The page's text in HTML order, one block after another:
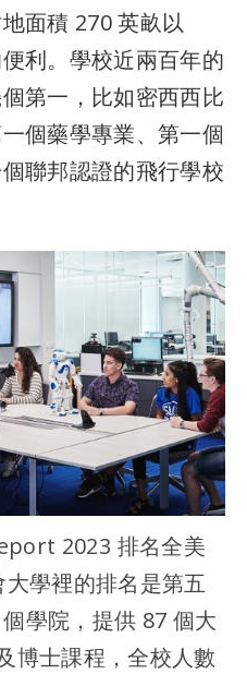
面積 270 英畝以
利。學校近兩百年的
第一，比如密西西比
個藥學專業、第一個
聯邦認證的飛行學校
2023 排名全美
學裡的排名是第五
學院，提供 87 個大
博士課程，全校人數